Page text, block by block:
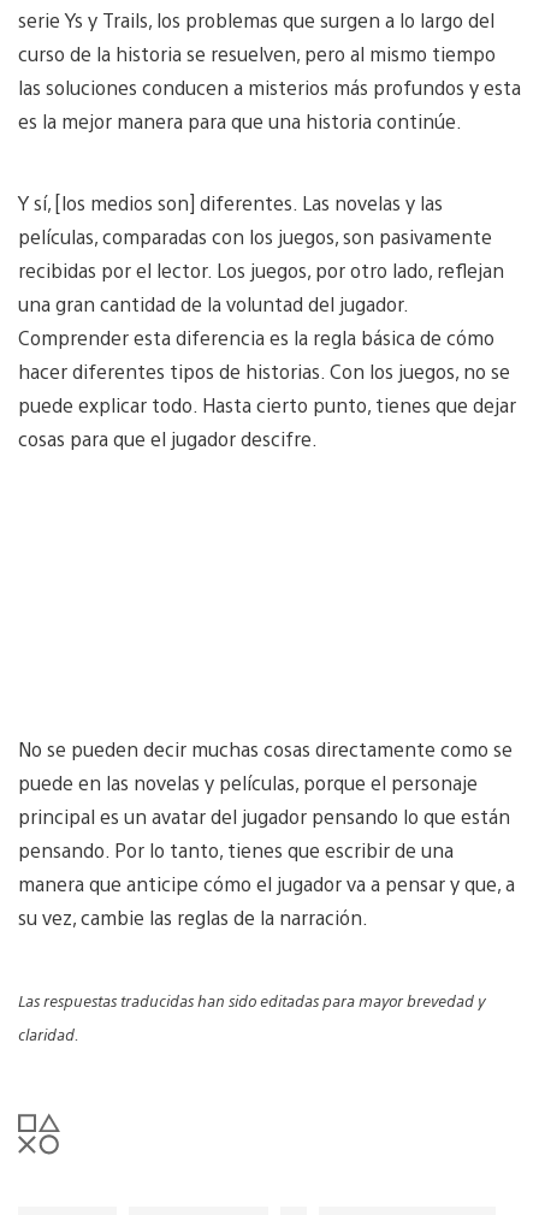
serie Ys y Trails, los problemas que surgen a lo largo del
curso de la historia se resuelven, pero al mismo tiempo
las soluciones conducen a misterios más profundos y esta
es la mejor manera para que una historia continúe.
Y sí, [los medios son] diferentes. Las novelas y las
películas, comparadas con los juegos, son pasivamente
recibidas por el lector. Los juegos, por otro lado, reflejan
una gran cantidad de la voluntad del jugador.
Comprender esta diferencia es la regla básica de cómo
hacer diferentes tipos de historias. Con los juegos, no se
puede explicar todo. Hasta cierto punto, tienes que dejar
cosas para que el jugador descifre.
No se pueden decir muchas cosas directamente como se
puede en las novelas y películas, porque el personaje
principal es un avatar del jugador pensando lo que están
pensando. Por lo tanto, tienes que escribir de una
manera que anticipe cómo el jugador va a pensar y que, a
su vez, cambie las reglas de la narración.
Las respuestas traducidas han sido editadas para mayor brevedad y
claridad.